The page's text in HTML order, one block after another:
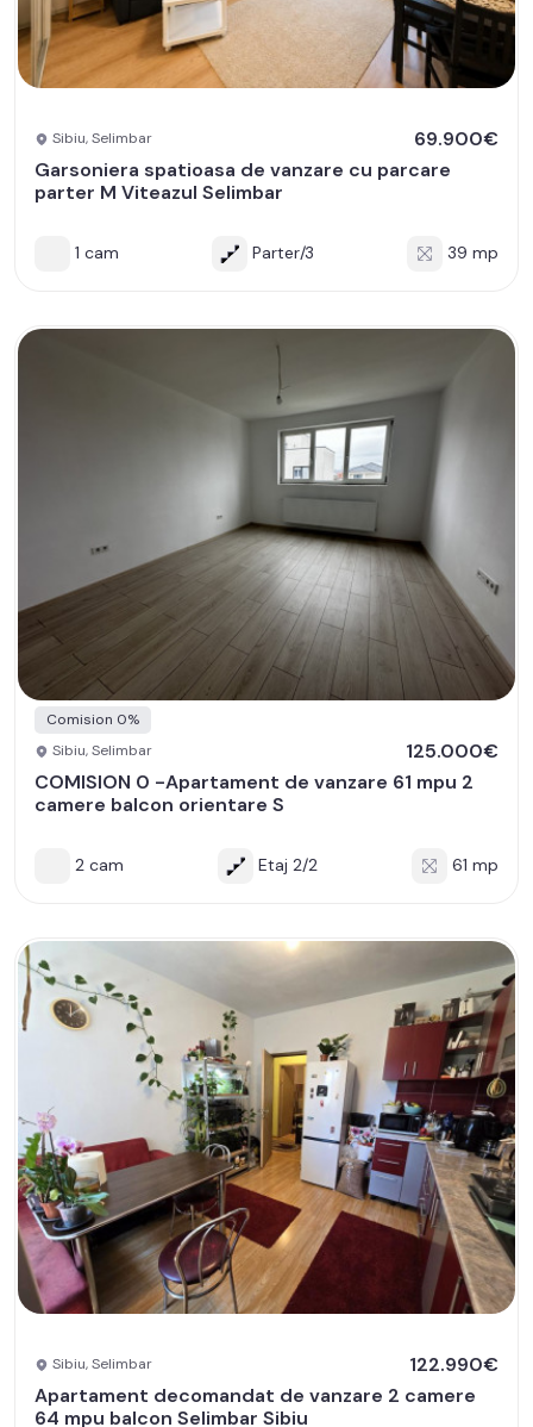
Sibiu, Selimbar
69.900€
Garsoniera spatioasa de vanzare cu parcare
parter M Viteazul Selimbar
1 cam Parter/3 39 mp
Comision 0%
Sibiu, Selimbar
125.000€
COMISION 0 -Apartament de vanzare 61 mpu 2
camere balcon orientare S
2 cam Etaj 2/2 61 mp
Sibiu, Selimbar
122.990€
Apartament decomandat de vanzare 2 camere
64 mpu balcon Selimbar Sibiu